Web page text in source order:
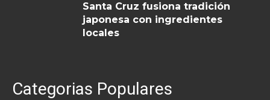
Santa Cruz fusiona tradición
japonesa con ingredientes
locales
Categorias Populares